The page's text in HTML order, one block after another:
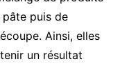
puis de
Ainsi, elles
un résultat